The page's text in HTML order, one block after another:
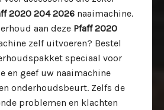
2020 204 2026 naaimachine.
aan deze Pfaff 2020
zelf uitvoeren? Bestel
speciaal voor
en geef uw naaimachine
onderhoudsbeurt. Zelfs de
problemen en klachten